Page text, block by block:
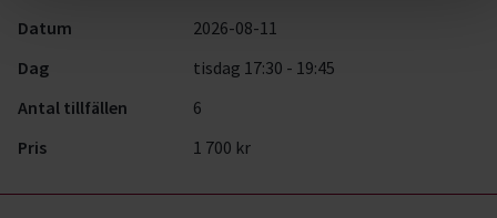
Datum
2026-08-11
Dag
tisdag 17:30 - 19:45
Antal tillfällen
6
Pris
1 700 kr